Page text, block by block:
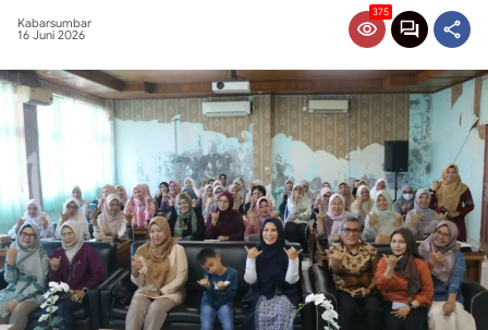
Kabarsumbar
16 Juni 2026
375